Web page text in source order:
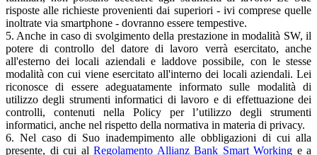
risposte alle richieste provenienti dai superiori - ivi comprese quelle
inoltrate via smartphone - dovranno essere tempestive.
5. Anche in caso di svolgimento della prestazione in modalità SW, il
potere di controllo del datore di lavoro verrà esercitato, anche
all'esterno dei locali aziendali e laddove possibile, con le stesse
modalità con cui viene esercitato all'interno dei locali aziendali. Lei
riconosce di essere adeguatamente informato sulle modalità di
utilizzo degli strumenti informatici di lavoro e di effettuazione dei
controlli, contenuti nella Policy per l’utilizzo degli strumenti
informatici, anche nel rispetto della normativa in materia di privacy.
6. Nel caso di Suo inadempimento alle obbligazioni di cui alla
presente, di cui al Regolamento Allianz Bank Smart Working e a